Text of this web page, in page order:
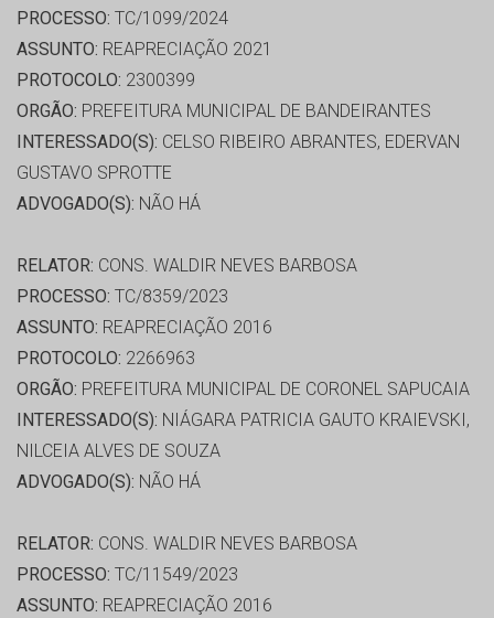
PROCESSO: TC/1099/2024
ASSUNTO: REAPRECIAÇÃO 2021
PROTOCOLO: 2300399
ORGÃO: PREFEITURA MUNICIPAL DE BANDEIRANTES
INTERESSADO(S): CELSO RIBEIRO ABRANTES, EDERVAN
GUSTAVO SPROTTE
ADVOGADO(S): NÃO HÁ
RELATOR: CONS. WALDIR NEVES BARBOSA
PROCESSO: TC/8359/2023
ASSUNTO: REAPRECIAÇÃO 2016
PROTOCOLO: 2266963
ORGÃO: PREFEITURA MUNICIPAL DE CORONEL SAPUCAIA
INTERESSADO(S): NIÁGARA PATRICIA GAUTO KRAIEVSKI,
NILCEIA ALVES DE SOUZA
ADVOGADO(S): NÃO HÁ
RELATOR: CONS. WALDIR NEVES BARBOSA
PROCESSO: TC/11549/2023
ASSUNTO: REAPRECIAÇÃO 2016